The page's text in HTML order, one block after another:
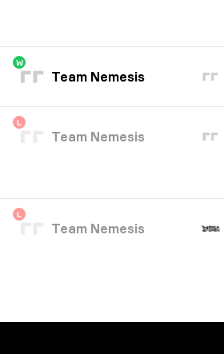
W
Team Nemesis
L
Team Nemesis
L
Team Nemesis